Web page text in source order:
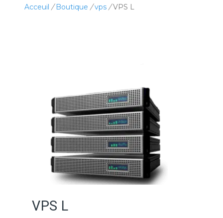
Acceuil / Boutique / vps / VPS L
VPS L